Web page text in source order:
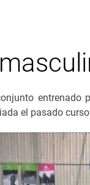
el pasado